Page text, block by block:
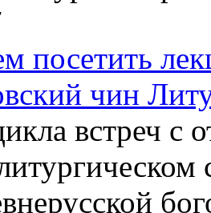
посетить
чин
встреч